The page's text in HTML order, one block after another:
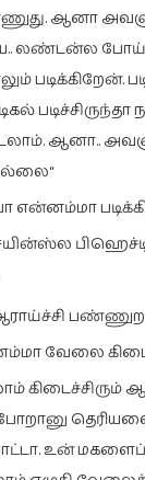
ஆனா
போய்
படிக்கிறேன்.
படிச்சிருந்தா
ஆனா..
வேலை
கிடைச்சிரும்
உன் மகளைப்